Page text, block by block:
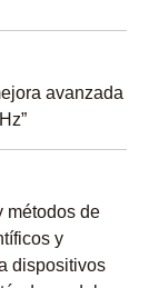
avanzada
métodos de
y
dispositivos